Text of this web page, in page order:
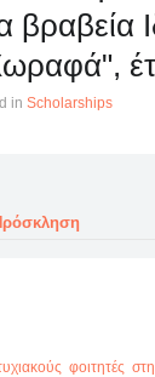
βραβεία
in Scholarships
φοιτητές